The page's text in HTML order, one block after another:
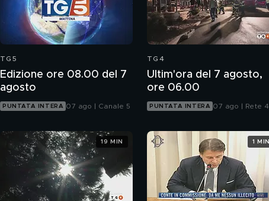
TG5
Edizione ore 08.00 del 7
agosto
PUNTATA INTERA 07 ago | Canale 5
TG4
Ultim'ora del 7 agosto,
ore 06.00
PUNTATA INTERA 07 ago | Rete 4
19 MIN 1 MIN